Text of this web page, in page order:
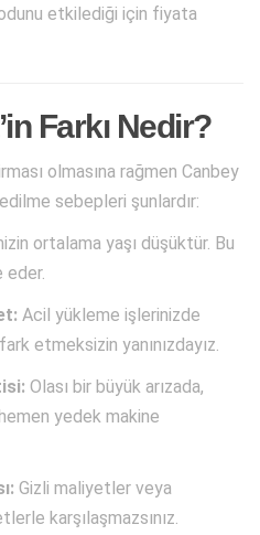
etkilediği için fiyata
Farkı Nedir?
olmasına rağmen Canbey
sebepleri şunlardır:
ortalama yaşı düşüktür. Bu
eder.
Acil yükleme işlerinizde
etmeksizin yanınızdayız.
Olası bir büyük arızada,
yedek makine
Gizli maliyetler veya
karşılaşmazsınız.